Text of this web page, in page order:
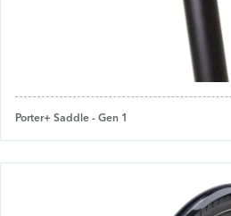
Porter+ Saddle - Gen 1